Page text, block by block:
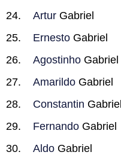
Artur Gabriel
Ernesto Gabriel
Agostinho Gabriel
Amarildo Gabriel
Constantin Gabriel
Fernando Gabriel
Aldo Gabriel